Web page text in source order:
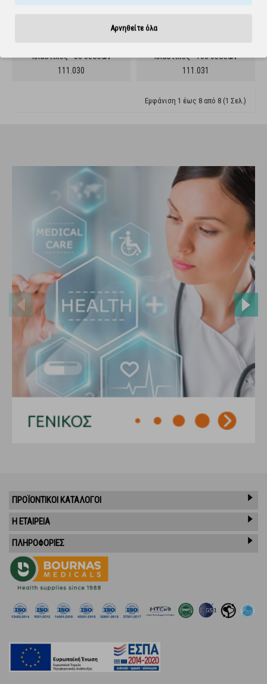
πλαστικές - 50 θέσεων
111.030
πλαστικές - 100 θέσεων
111.031
Εμφάνιση 1 έως 8 από 8 (1 Σελ.)
ΠΡΟΪΌΝΤΙΚΟΊ ΚΑΤΆΛΟΓΟΙ
Η ΕΤΑΙΡΕΙΑ
ΠΛΗΡΟΦΟΡΙΕΣ
Αρνηθείτε όλα